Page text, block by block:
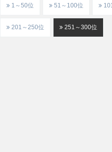
1～50位 51～100位
201～250位 251～300位